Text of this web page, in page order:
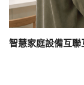
智慧家庭設備互聯